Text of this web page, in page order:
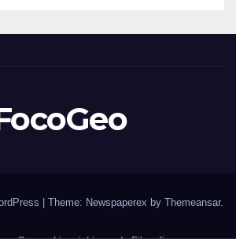
Theme: Newspaperex by Themeansar.